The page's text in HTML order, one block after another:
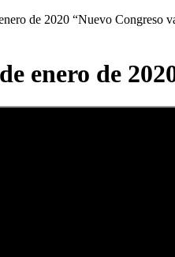
de 2020 “Nuevo Congreso
enero de